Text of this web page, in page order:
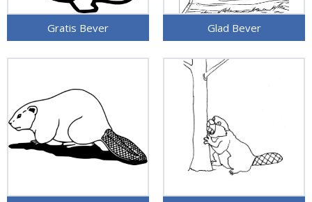
Gratis Bever Glad Bever